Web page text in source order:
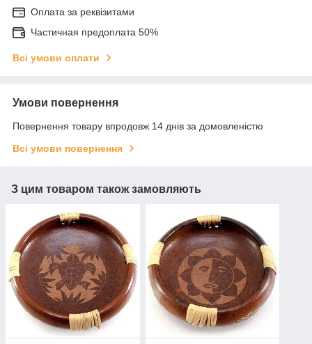
Оплата за реквізитами
Частичная предоплата 50%
Всі умови оплати
Умови повернення
Повернення товару впродовж 14 днів за домовленістю
Всі умови повернення
З цим товаром також замовляють